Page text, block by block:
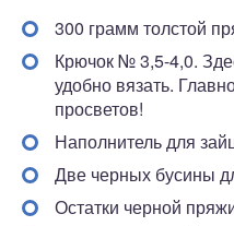
300 грамм толстой
Крючок № 3,5-4,0.
удобно вязать.
просветов!
Наполнитель для
Две черных бусины
Остатки черной